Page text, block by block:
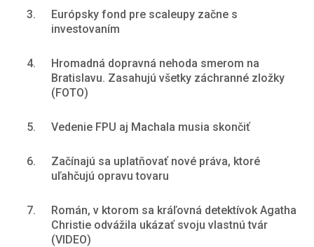
3.
Európsky fond pre scaleupy začne s
investovaním
4.
Hromadná dopravná nehoda smerom na
Bratislavu. Zasahujú všetky záchranné zložky
(FOTO)
5. Vedenie FPU aj Machala musia skončiť
6.
Začínajú sa uplatňovať nové práva, ktoré
uľahčujú opravu tovaru
7.
Román, v ktorom sa kráľovná detektívok Agatha
Christie odvážila ukázať svoju vlastnú tvár
(VIDEO)